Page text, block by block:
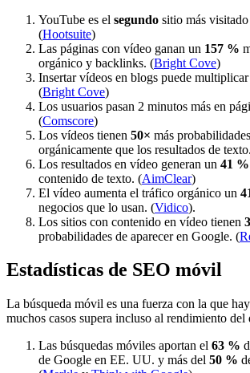
YouTube es el segundo sitio más
(Hootsuite)
Las páginas con vídeo ganan un 157 %
orgánico y backlinks. (Bright Cove)
Insertar vídeos en blogs puede
(Bright Cove)
Los usuarios pasan 2 minutos más en
(Comscore)
Los vídeos tienen 50× más
orgánicamente que los resultados de
Los resultados en vídeo generan un 41 %
contenido de texto. (AimClear)
El vídeo aumenta el tráfico orgánico un
negocios que lo usan. (Vidico).
Los sitios con contenido en vídeo tienen
probabilidades de aparecer en Google. (
Estadísticas de SEO móvil
La búsqueda móvil es una fuerza con la que
muchos casos supera incluso al rendimiento del
Las búsquedas móviles aportan el 63 %
de Google en EE. UU. y más del 50 %